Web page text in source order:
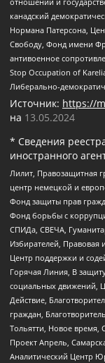
канадский
Нормана Патерсона,
Свободу, Фонд имени
антивоенное
Stop Occupation of
Либерально-
Источник: https://
на 13.05.2024
* Сведения
иностранного
Лилит, Правозащитная
центр немецкой и
Фонд защиты прав
Фонд борьбы с
СПИДа, СВЕЧА,
Избирателей, Правовая
Центр поддержки и
Горячая Линия, В
социальных движений,
Действие,
граждан,
Тольятти, Новое время,
Проект Апрель,
Аналитический Центр